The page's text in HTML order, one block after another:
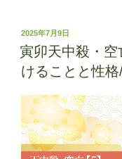
う
じ)
｜
い
つ？
何
を
す
投
稿
日:
2025年7月9日
寅卯天中殺・
けることと性